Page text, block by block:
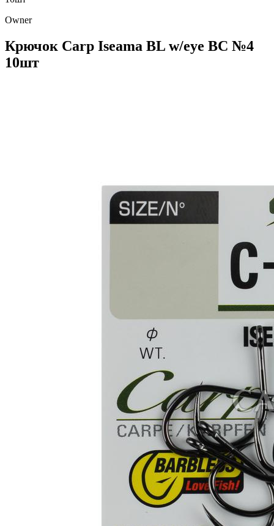
Owner
Крючок Carp Iseama BL w/eye BC №4
10шт